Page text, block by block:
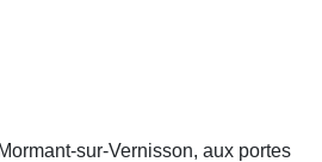
sur-Vernisson, aux portes